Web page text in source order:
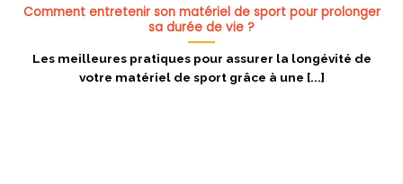
Comment entretenir son matériel de sport pour prolonger
sa durée de vie ?
Les meilleures pratiques pour assurer la longévité de
votre matériel de sport grâce à une [...]